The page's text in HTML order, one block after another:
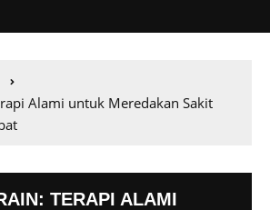
Alami untuk Meredakan Sakit
TERAPI ALAMI